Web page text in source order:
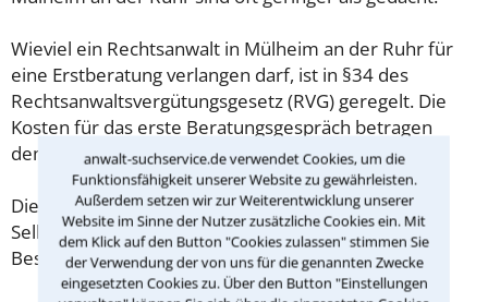
anwalt-suchservice.de verwendet Cookies, um die
Funktionsfähigkeit unserer Website zu gewährleisten.
Außerdem setzen wir zur Weiterentwicklung unserer
Website im Sinne der Nutzer zusätzliche Cookies ein. Mit
dem Klick auf den Button "Cookies zulassen" stimmen Sie
der Verwendung der von uns für die genannten Zwecke
eingesetzten Cookies zu. Über den Button "Einstellungen
Wieviel ein Rechtsanwalt in Mülheim an der Ruhr für
eine Erstberatung verlangen darf, ist in §34 des
Rechtsanwaltsvergütungsgesetz (RVG) geregelt. Die
Kosten für das erste Beratungsgespräch betragen
demnach maximal 190,00 € zzgl. MwSt.
Diese Regelung gilt jedoch nur für Verbraucher. Für
Selbstständige oder Freiberufler gilt diese
Beschränkung nicht.